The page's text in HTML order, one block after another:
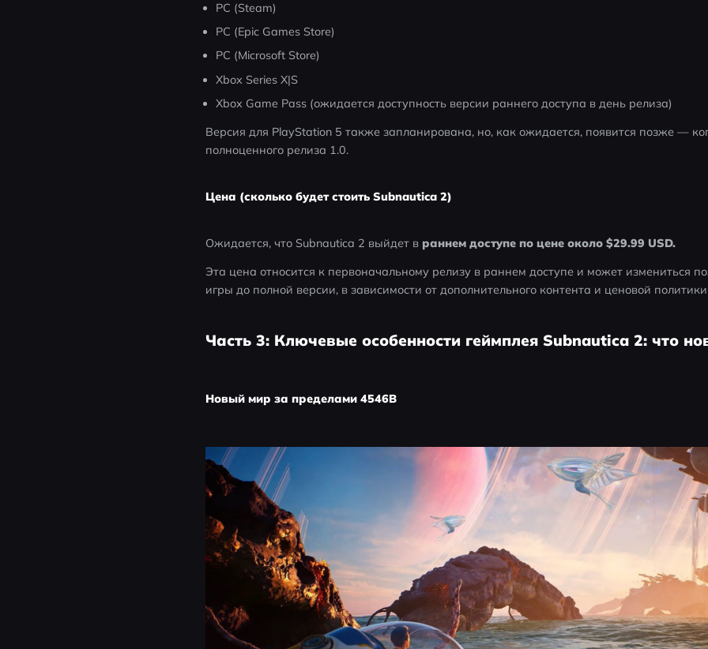
PC (Steam)
PC (Epic Games Store)
PC (Microsoft Store)
Xbox Series X|S
Xbox Game Pass (ожидается доступность версии раннего доступа в день релиза)
Версия для PlayStation 5 также запланирована, но, как ожидается, появится позже —
полноценного релиза 1.0.
Цена (сколько будет стоить Subnautica 2)
Ожидается, что Subnautica 2 выйдет в раннем доступе по цене около $29.99 USD.
Эта цена относится к первоначальному релизу в раннем доступе и может измениться
игры до полной версии, в зависимости от дополнительного контента и ценовой
Часть 3: Ключевые особенности геймплея Subnautica 2: что
Новый мир за пределами 4546B